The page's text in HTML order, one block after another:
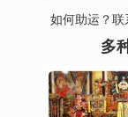
如何助运？联
多